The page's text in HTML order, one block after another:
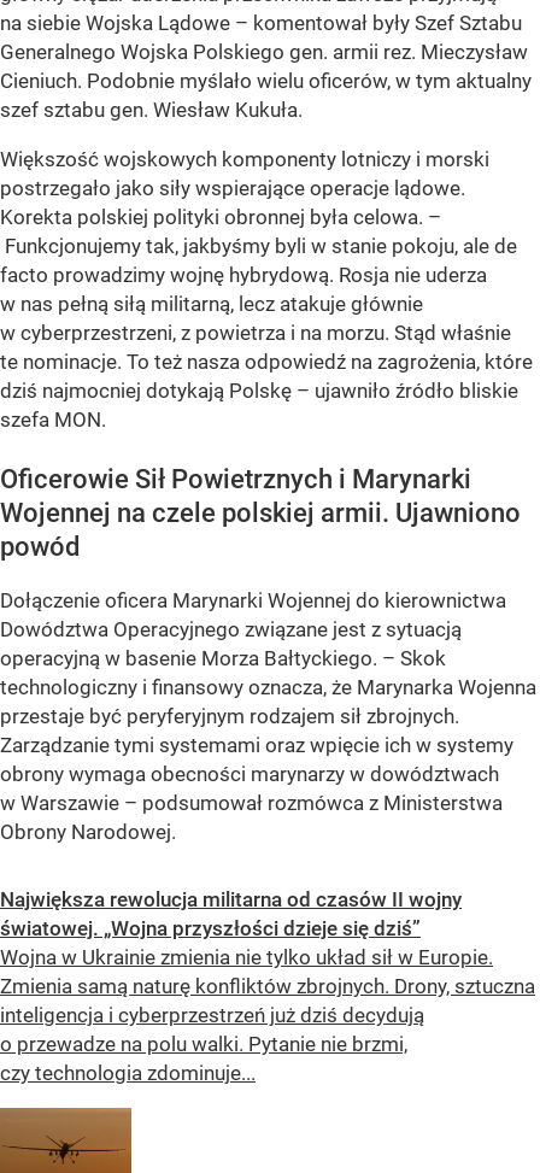
na siebie Wojska Lądowe – komentował były Szef Sztabu
Generalnego Wojska Polskiego gen. armii rez. Mieczysław
Cieniuch. Podobnie myślało wielu oficerów, w tym aktualny
szef sztabu gen. Wiesław Kukuła.
Większość wojskowych komponenty lotniczy i morski
postrzegało jako siły wspierające operacje lądowe.
Korekta polskiej polityki obronnej była celowa. –
Funkcjonujemy tak, jakbyśmy byli w stanie pokoju, ale de
facto prowadzimy wojnę hybrydową. Rosja nie uderza
w nas pełną siłą militarną, lecz atakuje głównie
w cyberprzestrzeni, z powietrza i na morzu. Stąd właśnie
te nominacje. To też nasza odpowiedź na zagrożenia, które
dziś najmocniej dotykają Polskę – ujawniło źródło bliskie
szefa MON.
Oficerowie Sił Powietrznych i Marynarki
Wojennej na czele polskiej armii. Ujawniono
powód
Dołączenie oficera Marynarki Wojennej do kierownictwa
Dowództwa Operacyjnego związane jest z sytuacją
operacyjną w basenie Morza Bałtyckiego. – Skok
technologiczny i finansowy oznacza, że Marynarka Wojenna
przestaje być peryferyjnym rodzajem sił zbrojnych.
Zarządzanie tymi systemami oraz wpięcie ich w systemy
obrony wymaga obecności marynarzy w dowództwach
w Warszawie – podsumował rozmówca z Ministerstwa
Obrony Narodowej.
Największa rewolucja militarna od czasów II wojny
światowej. „Wojna przyszłości dzieje się dziś”
Wojna w Ukrainie zmienia nie tylko układ sił w Europie.
Zmienia samą naturę konfliktów zbrojnych. Drony, sztuczna
inteligencja i cyberprzestrzeń już dziś decydują
o przewadze na polu walki. Pytanie nie brzmi,
czy technologia zdominuje...